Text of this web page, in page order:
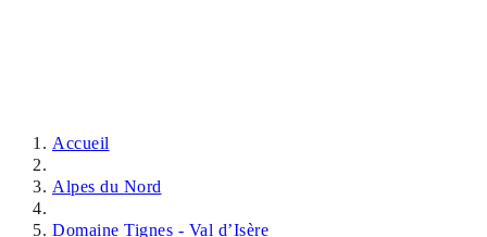
Accueil
Alpes du Nord
Domaine Tignes - Val d’Isère